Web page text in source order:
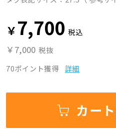
￥7,700 税込
￥7,000 税抜
70ポイント獲得
詳細
カー